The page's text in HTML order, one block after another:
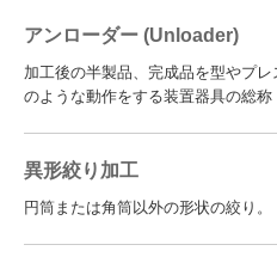
アンローダー (Unloader)
加工後の半製品、完成品を型やプ
のような動作をする装置器具の総称
異形絞り加工
円筒または角筒以外の形状の絞り。